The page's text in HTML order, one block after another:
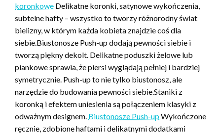
koronkowe Delikatne koronki, satynowe wykończenia,
subtelne hafty – wszystko to tworzy różnorodny świat
bielizny, w którym każda kobieta znajdzie coś dla
siebie.Biustonosze Push-up dodają pewności siebie i
tworzą piękny dekolt. Delikatne poduszki żelowe lub
piankowe sprawia, że piersi wyglądają pełniej i bardziej
symetrycznie. Push-up to nie tylko biustonosz, ale
narzędzie do budowania pewności siebie.Staniki z
koronką i efektem uniesienia są połączeniem klasyki z
odważnym designem. Biustonosze Push-upWykończone
ręcznie, zdobione haftami i delikatnymi dodatkami